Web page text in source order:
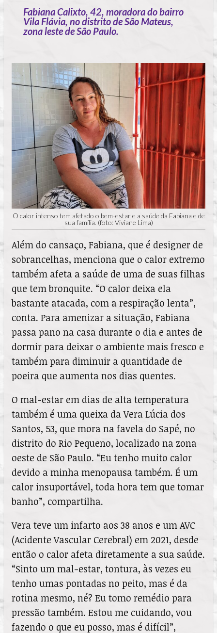
Fabiana Calixto, 42, moradora do bairro
Vila Flávia, no distrito de São Mateus,
zona leste de São Paulo.
O calor intenso tem afetado o bem-estar e a saúde da Fabiana e de
sua família. (foto: Viviane Lima)
Além do cansaço, Fabiana, que é designer de
sobrancelhas, menciona que o calor extremo
também afeta a saúde de uma de suas filhas
que tem bronquite. “O calor deixa ela
bastante atacada, com a respiração lenta”,
conta. Para amenizar a situação, Fabiana
passa pano na casa durante o dia e antes de
dormir para deixar o ambiente mais fresco e
também para diminuir a quantidade de
poeira que aumenta nos dias quentes.
O mal-estar em dias de alta temperatura
também é uma queixa da Vera Lúcia dos
Santos, 53, que mora na favela do Sapé, no
distrito do Rio Pequeno, localizado na zona
oeste de São Paulo. “Eu tenho muito calor
devido a minha menopausa também. É um
calor insuportável, toda hora tem que tomar
banho”, compartilha.
Vera teve um infarto aos 38 anos e um AVC
(Acidente Vascular Cerebral) em 2021, desde
então o calor afeta diretamente a sua saúde.
“Sinto um mal-estar, tontura, às vezes eu
tenho umas pontadas no peito, mas é da
rotina mesmo, né? Eu tomo remédio para
pressão também. Estou me cuidando, vou
fazendo o que eu posso, mas é difícil”,